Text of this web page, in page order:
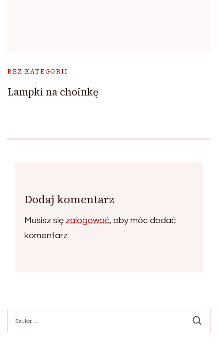
BEZ KATEGORII
Lampki na choinkę
Dodaj komentarz
Musisz się zalogować, aby móc dodać
komentarz.